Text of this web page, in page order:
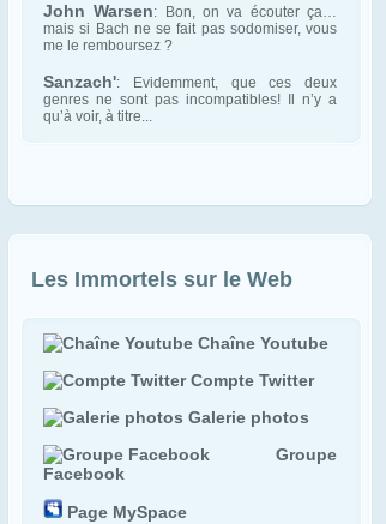
John Warsen: Bon, on va écouter ça…
mais si Bach ne se fait pas sodomiser, vous
me le remboursez ?
Sanzach': Evidemment, que ces deux
genres ne sont pas incompatibles! Il n’y a
qu’à voir, à titre...
Les Immortels sur le Web
Chaîne Youtube
Compte Twitter
Galerie photos
Groupe
Facebook
Page MySpace